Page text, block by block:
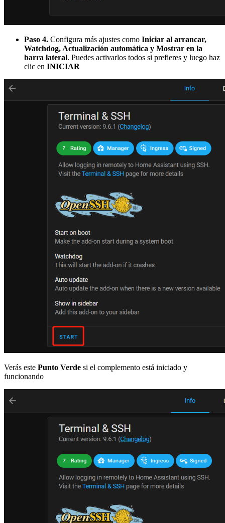
Paso 4. Configura más ajustes como Iniciar al arrancar,
Watchdog, Actualización automática y Mostrar en la
barra lateral. Puedes activarlos todos si prefieres y luego haz
clic en INICIAR
Verás este Punto Verde si el complemento está iniciado y
funcionando